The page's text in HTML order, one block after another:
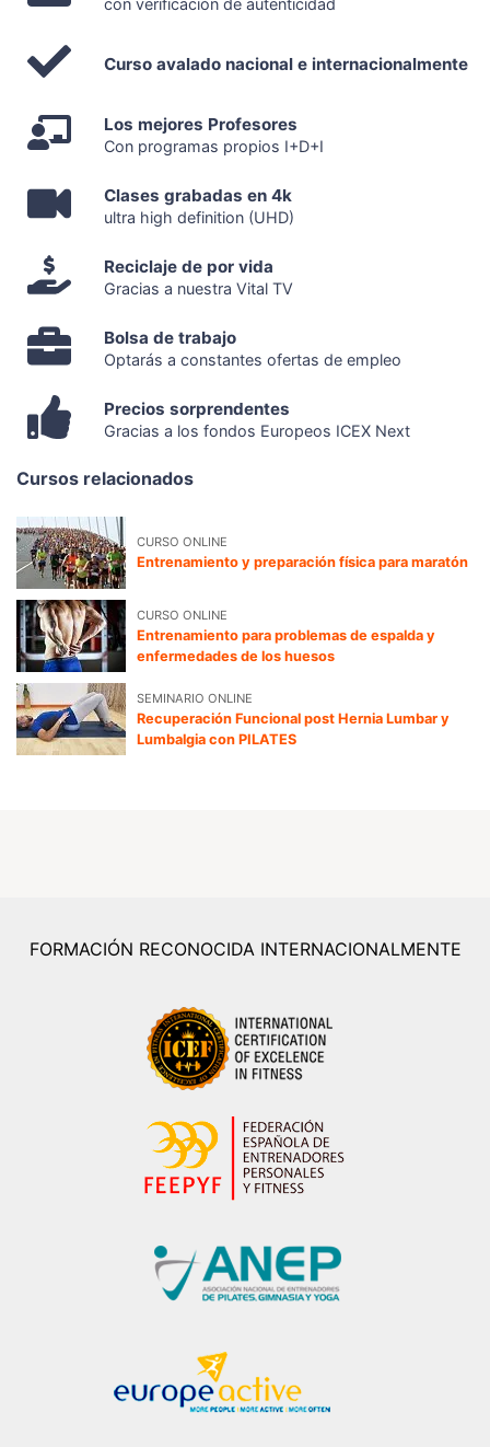
Curso avalado nacional e internacionalmente
Los mejores Profesores
Con programas propios I+D+I
Clases grabadas en 4k
ultra high definition (UHD)
Reciclaje de por vida
Gracias a nuestra Vital TV
Bolsa de trabajo
Optarás a constantes ofertas de empleo
Precios sorprendentes
Gracias a los fondos Europeos ICEX Next
Cursos relacionados
CURSO ONLINE
Entrenamiento y preparación física para maratón
CURSO ONLINE
Entrenamiento para problemas de espalda y
enfermedades de los huesos
SEMINARIO ONLINE
Recuperación Funcional post Hernia Lumbar y
Lumbalgia con PILATES
FORMACIÓN RECONOCIDA INTERNACIONALMENTE